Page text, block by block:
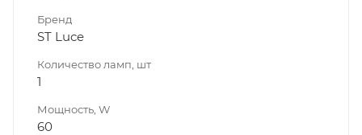
Бренд
ST Luce
Количество ламп, шт
1
Мощность, W
60